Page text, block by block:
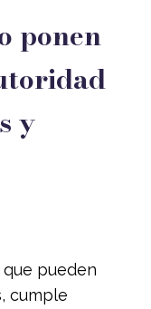
ponen
y
pueden
cumple